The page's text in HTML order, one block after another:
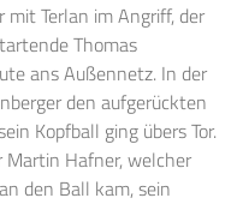
Terlan im Angriff, der
Thomas
ans Außennetz. In der
den aufgerückten
Kopfball ging übers Tor.
Hafner, welcher
den Ball kam, sein